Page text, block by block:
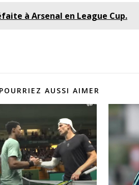
à Arsenal en League Cup.
AUSSI AIMER